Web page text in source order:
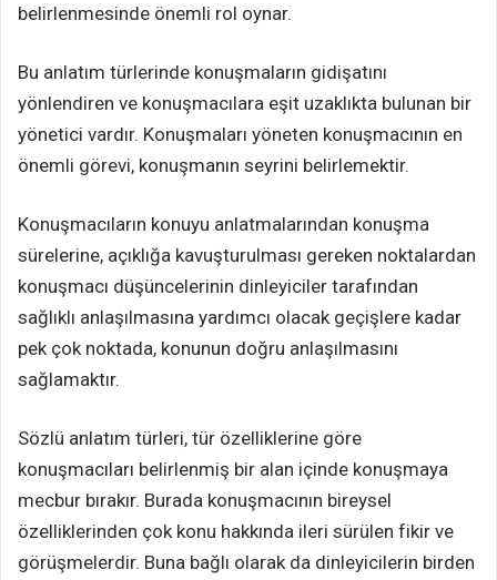
belirlenmesinde önemli rol oynar.
Bu anlatım türlerinde konuşmaların gidişatını
yönlendiren ve konuşmacılara eşit uzaklıkta bulunan bir
yönetici vardır. Konuşmaları yöneten konuşmacının en
önemli görevi, konuşmanın seyrini belirlemektir.
Konuşmacıların konuyu anlatmalarından konuşma
sürelerine, açıklığa kavuşturulması gereken noktalardan
konuşmacı düşüncelerinin dinleyiciler tarafından
sağlıklı anlaşılmasına yardımcı olacak geçişlere kadar
pek çok noktada, konunun doğru anlaşılmasını
sağlamaktır.
Sözlü anlatım türleri, tür özelliklerine göre
konuşmacıları belirlenmiş bir alan içinde konuşmaya
mecbur bırakır. Burada konuşmacının bireysel
özelliklerinden çok konu hakkında ileri sürülen fikir ve
görüşmelerdir. Buna bağlı olarak da dinleyicilerin birden